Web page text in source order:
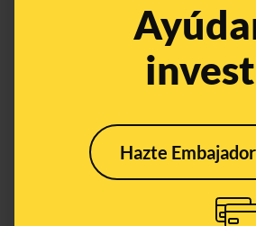
Hazte
cumpleaños"